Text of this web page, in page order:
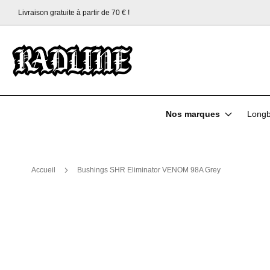
Allez
Livraison gratuite à partir de 70 € !
Nos marques
Accueil Bushings SHR Eliminator VENOM 98A Grey